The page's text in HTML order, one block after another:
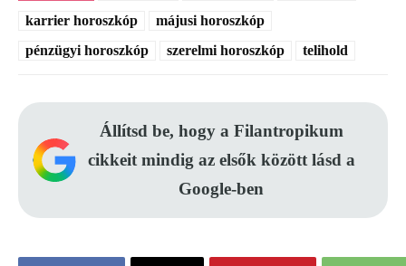
karrier horoszkóp
májusi horoszkóp
pénzügyi horoszkóp
szerelmi horoszkóp telihold
Állítsd be, hogy a Filantropikum
cikkeit mindig az elsők között lásd a
Google-ben